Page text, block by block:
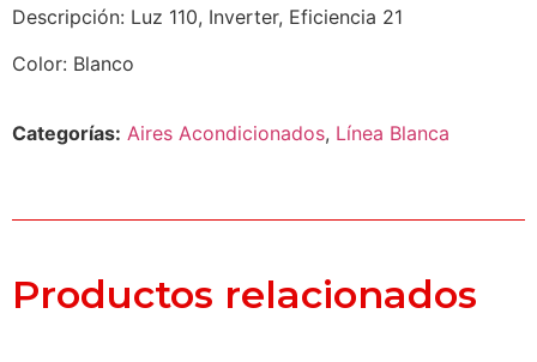
Descripción: Luz 110, Inverter, Eficiencia 21
Color: Blanco
Categorías: Aires Acondicionados, Línea Blanca
Productos relacionados